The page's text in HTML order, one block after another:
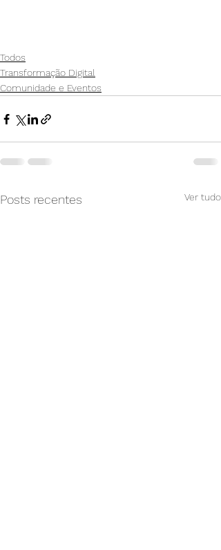
Todos
Transformação Digital
Comunidade e Eventos
Posts recentes Ver tudo